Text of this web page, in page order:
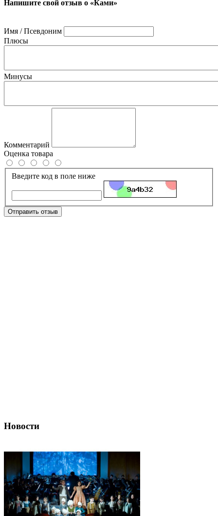
Напишите свой отзыв о «Ками»
Имя / Псевдоним
Плюсы
Минусы
Комментарий
Оценка товара
Введите код в поле ниже
Отправить отзыв
Новости